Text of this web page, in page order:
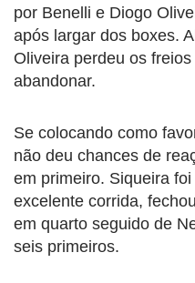
por Benelli e Diogo
após largar dos boxes.
Oliveira perdeu os
abandonar.
Se colocando como
não deu chances de
em primeiro. Siqueira
excelente corrida,
em quarto seguido de
seis primeiros.